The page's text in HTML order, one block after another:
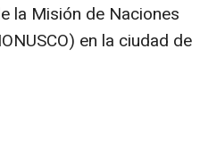
la Misión de Naciones
en la ciudad de